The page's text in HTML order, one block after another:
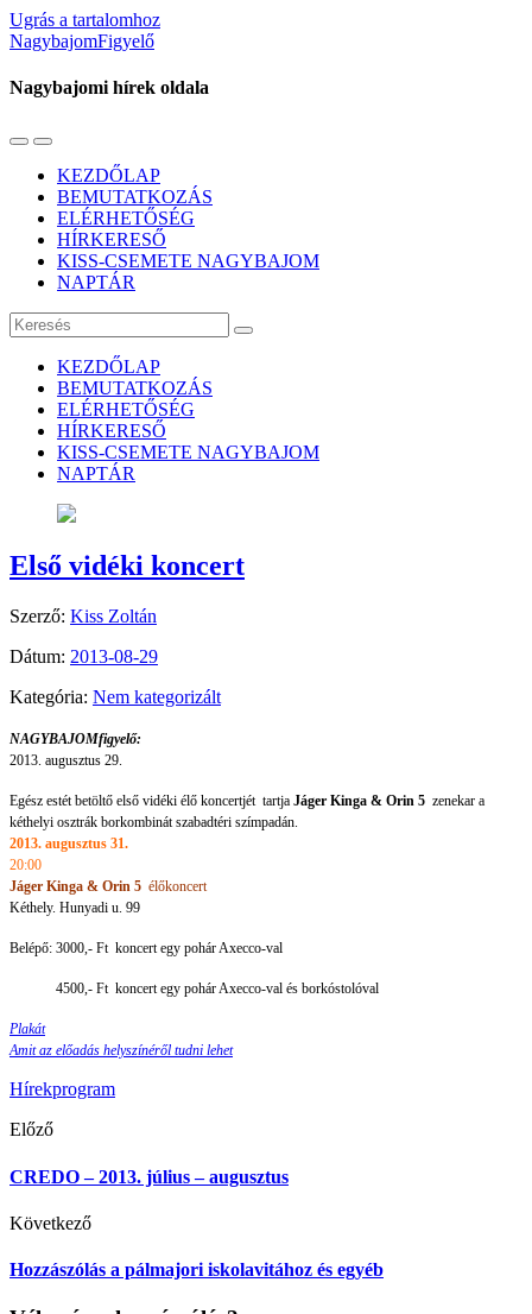
Ugrás a tartalomhoz
NagybajomFigyelő
Nagybajomi hírek oldala
Váltás
mobil
menüre
Használja
keresés
mezőt
KEZDŐLAP
BEMUTATKOZÁS
ELÉRHETŐSÉG
HÍRKERESŐ
KISS-CSEMETE NAGYBAJOM
NAPTÁR
Keresés
KEZDŐLAP
BEMUTATKOZÁS
ELÉRHETŐSÉG
HÍRKERESŐ
KISS-CSEMETE NAGYBAJOM
NAPTÁR
Első vidéki koncert
Szerző: Kiss Zoltán
Dátum: 2013-08-29
Kategória: Nem kategorizált
NAGYBAJOMfigyelő:
2013. augusztus 29.
Egész estét betöltő első vidéki élő koncertjét tartja Jáger Kinga & Orin 5 zenekar a
kéthelyi osztrák borkombinát szabadtéri szímpadán.
2013. augusztus 31.
20:00
Jáger Kinga & Orin 5 élőkoncert
Kéthely. Hunyadi u. 99
Belépő: 3000,- Ft koncert egy pohár Axecco-val
4500,- Ft koncert egy pohár Axecco-val és borkóstolóval
Plakát
Amit az előadás helyszínéről tudni lehet
Hírekprogram
Előző
CREDO – 2013. július – augusztus
Következő
Hozzászólás a pálmajori iskolavitához és egyéb